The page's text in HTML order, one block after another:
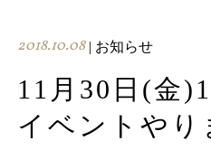
2018.10.08| お知らせ
11月30日(金
イベントやり